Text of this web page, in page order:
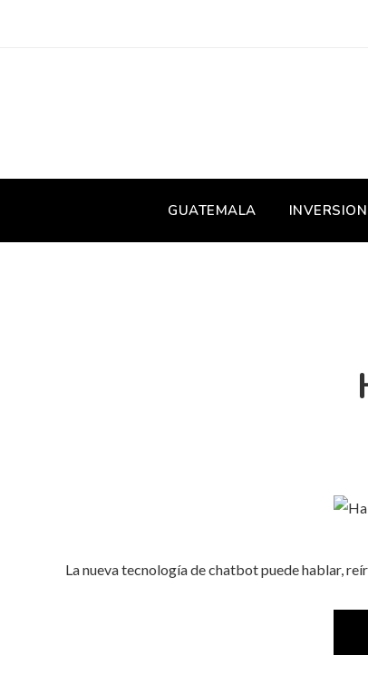
GUATEMALA
La nueva tecnología de chatbot puede hablar,